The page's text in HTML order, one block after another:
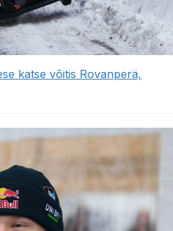
katse võitis Rovanperä,